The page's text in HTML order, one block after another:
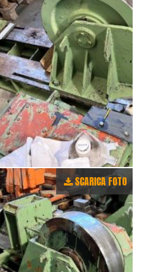
SCARICA FOTO